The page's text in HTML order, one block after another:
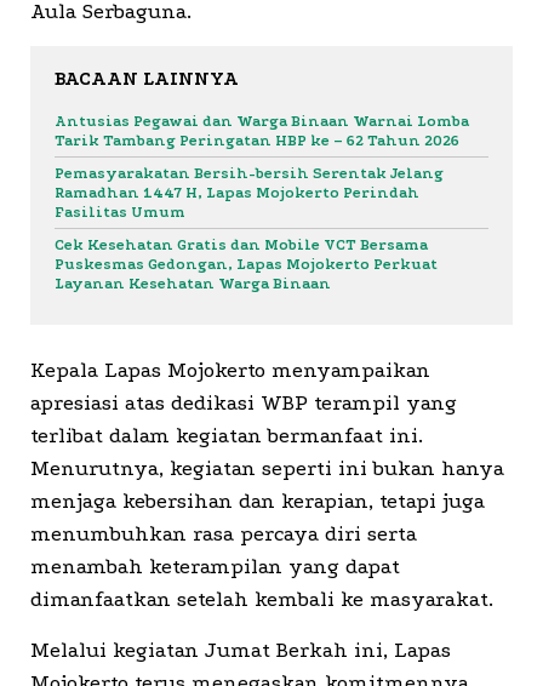
Aula Serbaguna.
BACAAN LAINNYA
Antusias Pegawai dan Warga Binaan Warnai Lomba
Tarik Tambang Peringatan HBP ke – 62 Tahun 2026
Pemasyarakatan Bersih-bersih Serentak Jelang
Ramadhan 1447 H, Lapas Mojokerto Perindah
Fasilitas Umum
Cek Kesehatan Gratis dan Mobile VCT Bersama
Puskesmas Gedongan, Lapas Mojokerto Perkuat
Layanan Kesehatan Warga Binaan
Kepala Lapas Mojokerto menyampaikan
apresiasi atas dedikasi WBP terampil yang
terlibat dalam kegiatan bermanfaat ini.
Menurutnya, kegiatan seperti ini bukan hanya
menjaga kebersihan dan kerapian, tetapi juga
menumbuhkan rasa percaya diri serta
menambah keterampilan yang dapat
dimanfaatkan setelah kembali ke masyarakat.
Melalui kegiatan Jumat Berkah ini, Lapas